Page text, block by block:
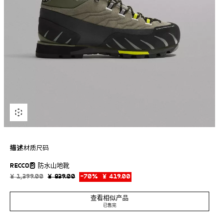
描述材质尺码
防水山地靴，配有 RECCO® 专利系统，用于搜寻被雪崩困住或在难以到达区
域迷路的人员。
-科技材质和拒水皮革拼接裁剪。
-拼接鞋头和鞋底采用 SHIELD PROTECT MAX 材质，可避免摩擦和岩石表面
造成的磨损。
绿色 2105/620/500
RECCO® 防水山地靴
¥ 1,399.00
¥ 839.00 -70% ¥ 419.00
查看相似产品
已售完
¥